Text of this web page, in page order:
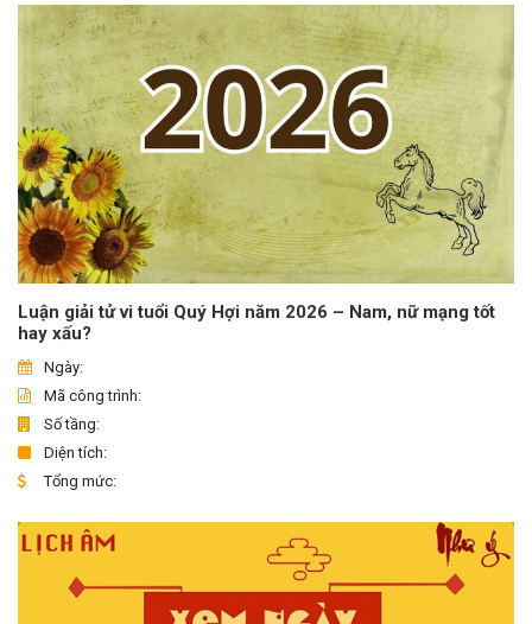
Luận giải tử vi tuổi Quý Hợi năm 2026 – Nam, nữ mạng tốt
hay xấu?
Ngày:
Mã công trình:
Số tầng:
Diện tích:
Tổng mức: